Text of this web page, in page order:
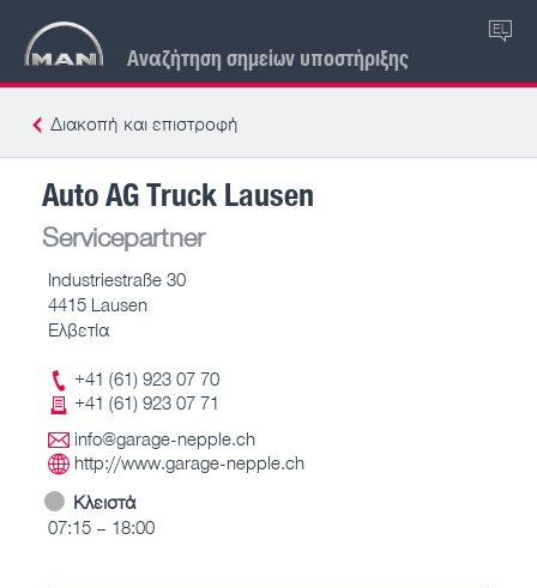
Αναζήτηση σημείων υποστήριξης
EL
Διακοπή και επιστροφή
Auto AG Truck Lausen
Servicepartner
Industriestraße 30
4415 Lausen
Ελβετία
+41 (61) 923 07 70
+41 (61) 923 07 71
info@garage-nepple.ch
http://www.garage-nepple.ch
Κλειστά
07:15 – 18:00